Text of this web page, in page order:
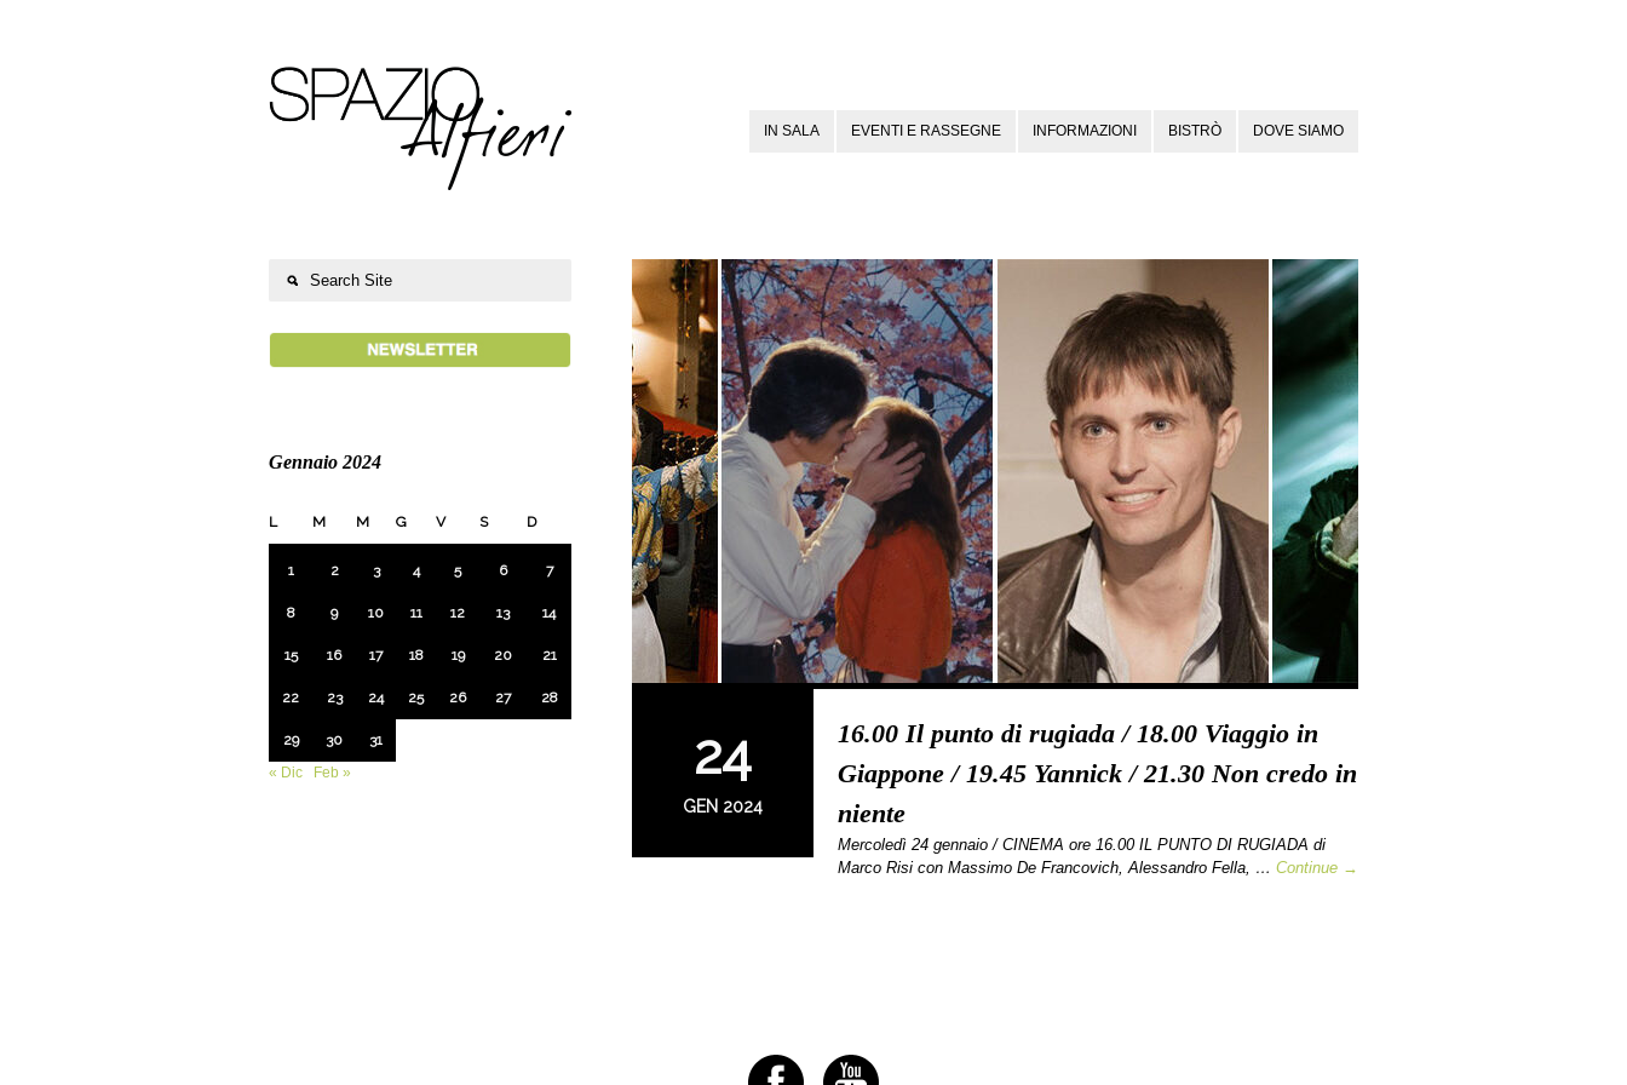
IN SALA EVENTI E RASSEGNE INFORMAZIONI BISTRÒ DOVE SIAMO
24
GEN 2024
16.00 Il punto di rugiada / 18.00 Viaggio in
Giappone / 19.45 Yannick / 21.30 Non credo in
niente
Mercoledì 24 gennaio / CINEMA ore 16.00 IL PUNTO DI RUGIADA di
Marco Risi con Massimo De Francovich, Alessandro Fella, … Continue →
Gennaio 2024
L M M G V S D
1 2 3 4 5 6 7
8 9 10 11 12 13 14
15 16 17 18 19 20 21
22 23 24 25 26 27 28
29 30
31
« Dic
Feb »